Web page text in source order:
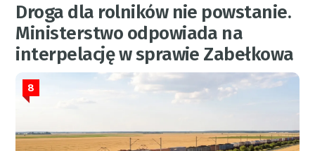
Droga dla rolników nie powstanie.
Ministerstwo odpowiada na
interpelację w sprawie Zabełkowa
8